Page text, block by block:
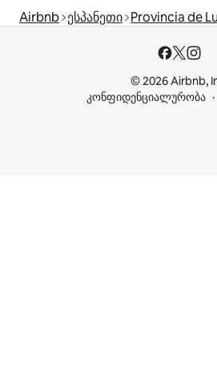
Airbnb ესპანეთი Provincia de
© 2026 Airbnb,
კონფიდენციალურობა